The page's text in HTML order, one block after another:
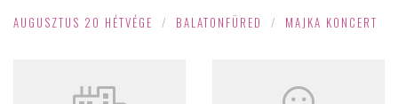
AUGUSZTUS 20 HÉTVÉGE / BALATONFÜRED / MAJKA KONCERT